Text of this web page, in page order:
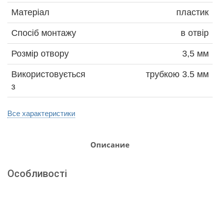
Матеріал пластик
Спосіб монтажу в отвір
Розмір отвору 3,5 мм
Використовується
з
трубкою 3.5 мм
Все характеристики
Описание
Особливості